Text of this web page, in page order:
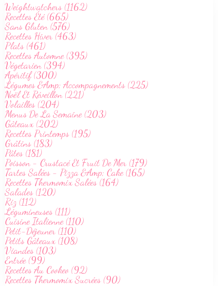
Weightwatchers (1162)
Recettes Été (665)
Sans Gluten (576)
Recettes Hiver (463)
Plats (461)
Recettes Automne (395)
Végetarien (394)
Apéritif (300)
Légumes &Amp; Accompagnements (225)
Noël Et Réveillon (221)
Volailles (204)
Menus De La Semaine (203)
Gâteaux (202)
Recettes Printemps (195)
Grâtins (183)
Pâtes (181)
Poisson - Crustacé Et Fruit De Mer (179)
Tartes Salées - Pizza &Amp; Cake (165)
Recettes Thermomix Salées (164)
Salades (120)
Riz (112)
Légumineuses (111)
Cuisine Italienne (110)
Petit-Déjeuner (110)
Petits Gâteaux (108)
Viandes (103)
Entrée (99)
Recettes Au Cookeo (92)
Recettes Thermomix Sucrées (90)